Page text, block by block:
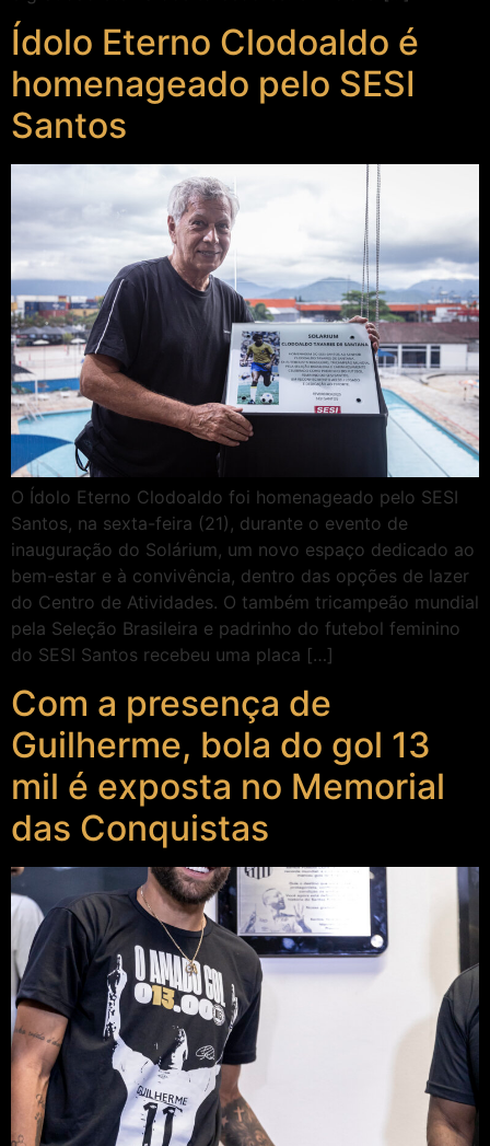
Ídolo Eterno Clodoaldo é
homenageado pelo SESI
Santos
O Ídolo Eterno Clodoaldo foi homenageado pelo SESI
Santos, na sexta-feira (21), durante o evento de
inauguração do Solárium, um novo espaço dedicado ao
bem-estar e à convivência, dentro das opções de lazer
do Centro de Atividades. O também tricampeão mundial
pela Seleção Brasileira e padrinho do futebol feminino
do SESI Santos recebeu uma placa […]
Com a presença de
Guilherme, bola do gol 13
mil é exposta no Memorial
das Conquistas